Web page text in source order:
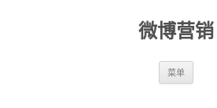
微博营销
菜单